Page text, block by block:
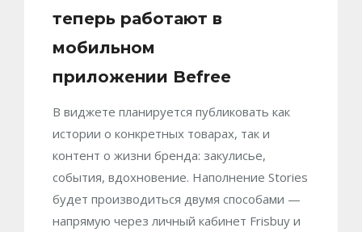
теперь работают в
мобильном
приложении Befree
В виджете планируется публиковать как
истории о конкретных товарах, так и
контент о жизни бренда: закулисье,
события, вдохновение. Наполнение Stories
будет производиться двумя способами —
напрямую через личный кабинет Frisbuy и